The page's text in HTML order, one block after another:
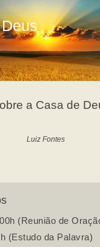
a Casa de
Luiz Fontes
(Reunião de
(Estudo da Palavra)